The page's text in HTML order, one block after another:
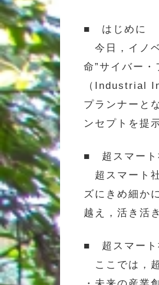
■ はじめに
今日，イノ
命”サイバー
（Industrial
プランナーと
ンセプトを提
■ 超スマート
超スマート
ズにきめ細か
越え，活き活
■ 超スマート
ここでは，